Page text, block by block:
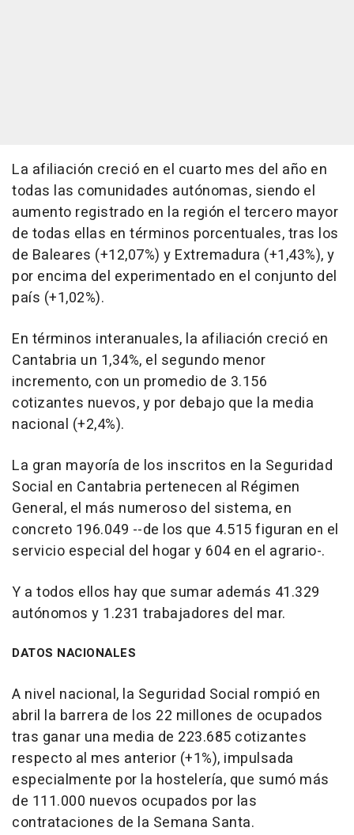
La afiliación creció en el cuarto mes del año en
todas las comunidades autónomas, siendo el
aumento registrado en la región el tercero mayor
de todas ellas en términos porcentuales, tras los
de Baleares (+12,07%) y Extremadura (+1,43%), y
por encima del experimentado en el conjunto del
país (+1,02%).
En términos interanuales, la afiliación creció en
Cantabria un 1,34%, el segundo menor
incremento, con un promedio de 3.156
cotizantes nuevos, y por debajo que la media
nacional (+2,4%).
La gran mayoría de los inscritos en la Seguridad
Social en Cantabria pertenecen al Régimen
General, el más numeroso del sistema, en
concreto 196.049 --de los que 4.515 figuran en el
servicio especial del hogar y 604 en el agrario-.
Y a todos ellos hay que sumar además 41.329
autónomos y 1.231 trabajadores del mar.
DATOS NACIONALES
A nivel nacional, la Seguridad Social rompió en
abril la barrera de los 22 millones de ocupados
tras ganar una media de 223.685 cotizantes
respecto al mes anterior (+1%), impulsada
especialmente por la hostelería, que sumó más
de 111.000 nuevos ocupados por las
contrataciones de la Semana Santa.